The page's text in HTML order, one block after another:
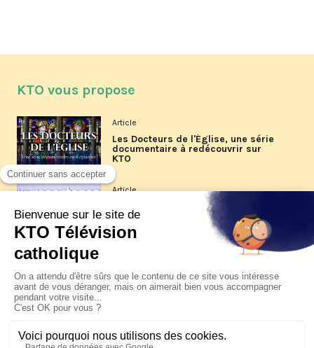
KTO vous propose
Article
Les Docteurs de l'Église, une série
documentaire à redécouvrir sur
KTO
Article
Les reportages d'été 2026 de KTO
La visite pastorale du pape Léon
XIV à Assise à suivre sur KTO le
jeudi 6 août
Le pape en Uruguay, Argentine et